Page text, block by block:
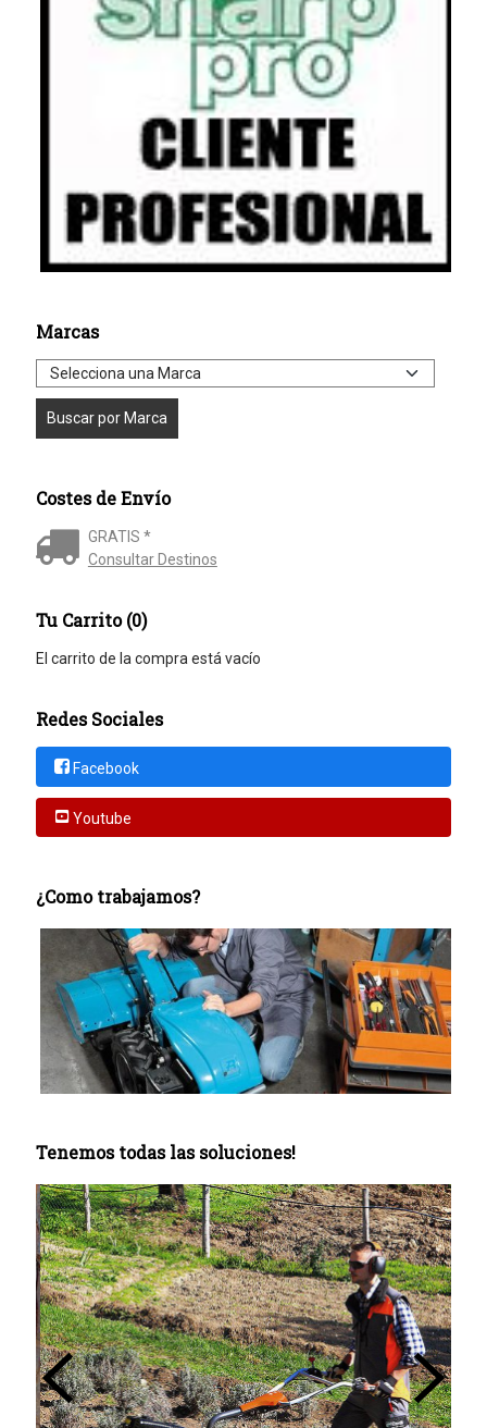
Marcas
Costes de Envío
GRATIS *
Consultar Destinos
Tu Carrito (0)
El carrito de la compra está vacío
Redes Sociales
Facebook
Youtube
¿Como trabajamos?
Tenemos todas las soluciones!